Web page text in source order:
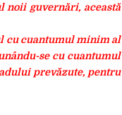
noii guvernări, această
cu cuantumul minim al
se cu cuantumul
prevăzute, pentru